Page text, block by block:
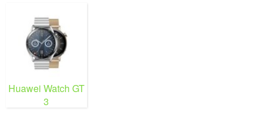
Huawei Watch GT
3